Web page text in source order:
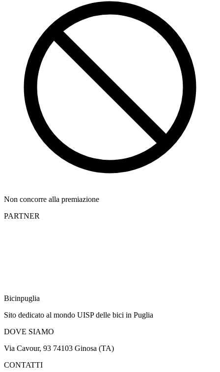
Non concorre alla premiazione
PARTNER
Bicinpuglia
Sito dedicato al mondo UISP delle bici in Puglia
DOVE SIAMO
Via Cavour, 93 74103 Ginosa (TA)
CONTATTI